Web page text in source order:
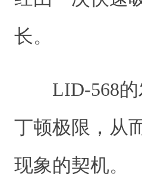
长。
LID-568
丁顿极限，从
现象的契机。